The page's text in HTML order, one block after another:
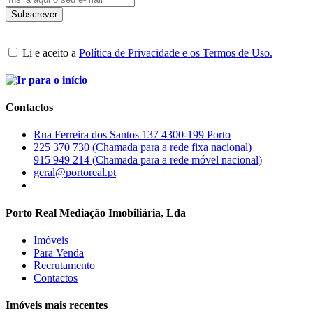
Li e aceito a Política de Privacidade e os Termos de Uso.
Contactos
Rua Ferreira dos Santos 137 4300-199 Porto
225 370 730 (Chamada para a rede fixa nacional)
915 949 214 (Chamada para a rede móvel nacional)
geral@portoreal.pt
Porto Real Mediação Imobiliária, Lda
Imóveis
Para Venda
Recrutamento
Contactos
Imóveis mais recentes